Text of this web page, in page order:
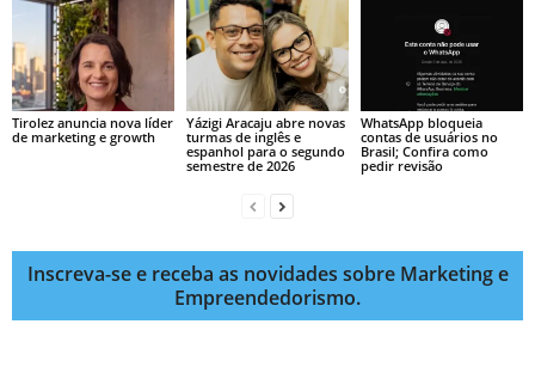
Tirolez anuncia nova líder
de marketing e growth
Yázigi Aracaju abre novas
turmas de inglês e
espanhol para o segundo
semestre de 2026
WhatsApp bloqueia
contas de usuários no
Brasil; Confira como
pedir revisão
Inscreva-se e receba as novidades sobre Marketing e
Empreendedorismo.